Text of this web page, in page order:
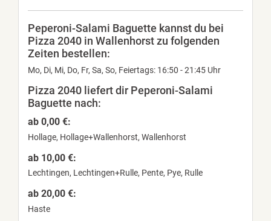
Peperoni-Salami Baguette kannst du bei
Pizza 2040 in Wallenhorst zu folgenden
Zeiten bestellen:
Mo, Di, Mi, Do, Fr, Sa, So, Feiertags: 16:50 - 21:45 Uhr
Pizza 2040 liefert dir Peperoni-Salami
Baguette nach:
ab 0,00 €:
Hollage, Hollage+Wallenhorst, Wallenhorst
ab 10,00 €:
Lechtingen, Lechtingen+Rulle, Pente, Pye, Rulle
ab 20,00 €:
Haste